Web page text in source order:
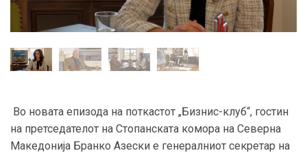
Во новата епизода на поткастот „Бизнис-клуб“, гостин
на претседателот на Стопанската комора на Северна
Македонија Бранко Азески е генералниот секретар на